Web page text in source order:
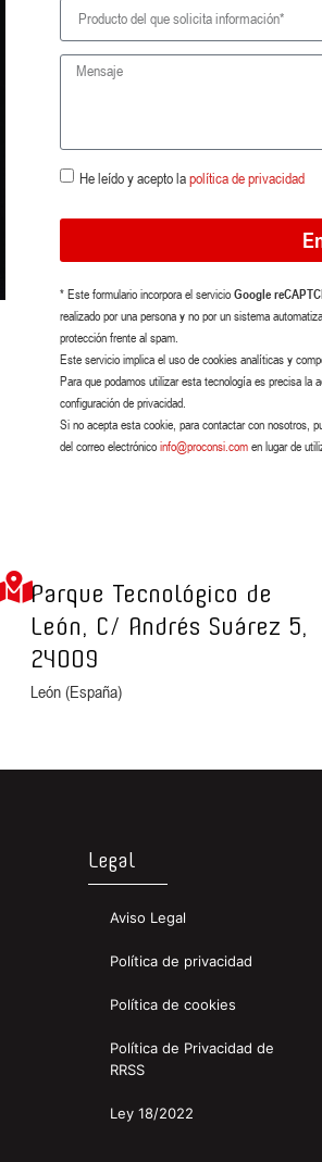
He leído y acepto lapolítica de privacidad
* Este formulario incorpora el servicio Google
realizado por una persona y no por un sistema
protección frente al spam.
Este servicio implica el uso de cookies analíticas y
Para que podamos utilizar esta tecnología es precisa la
configuración de privacidad.
Si no acepta esta cookie, para contactar con nosotros,
del correo electrónico info@proconsi.comen lugar de
Parque Tecnológico de
León, C/ Andrés Suárez 5,
24009
León (España)
Legal
Aviso Legal
Política de privacidad
Política de cookies
Política de Privacidad de
RRSS
Ley 18/2022